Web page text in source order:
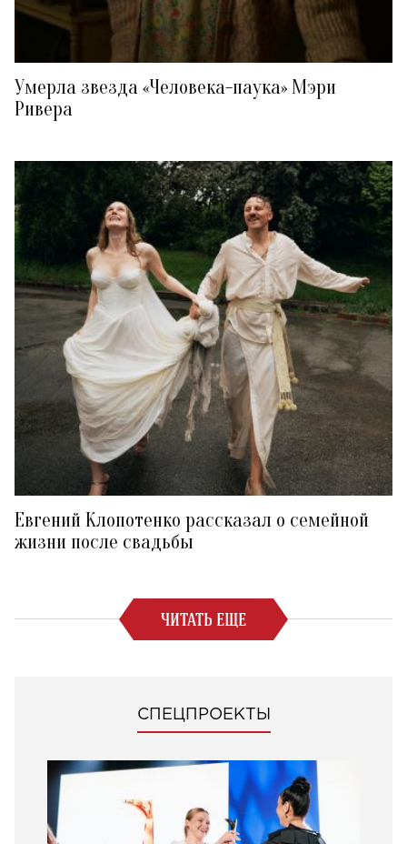
Умерла звезда «Человека-паука» Мэри
Ривера
Евгений Клопотенко рассказал о семейной
жизни после свадьбы
ЧИТАТЬ ЕЩЕ
СПЕЦПРОЕКТЫ